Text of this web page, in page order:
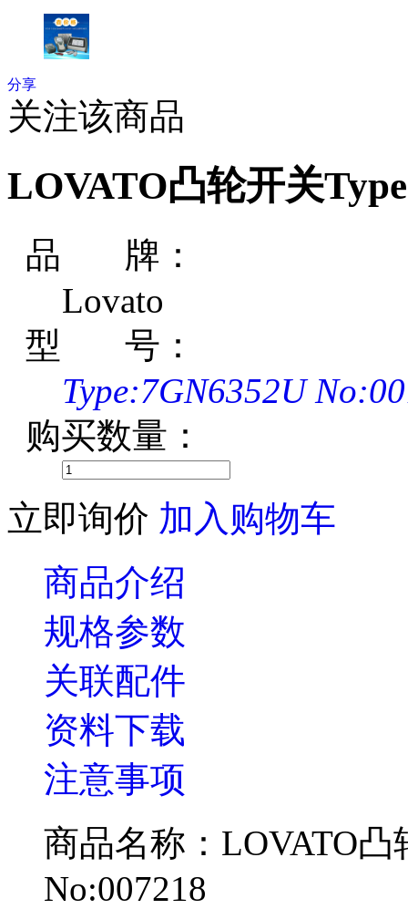
分享
关注该商品
LOVATO凸轮开关
品 牌：
Lovato
型 号：
Type:7GN6352U
购买数量：
立即询价 加入购物车
商品介绍
规格参数
关联配件
资料下载
注意事项
商品名称：LOVATO凸
No:007218